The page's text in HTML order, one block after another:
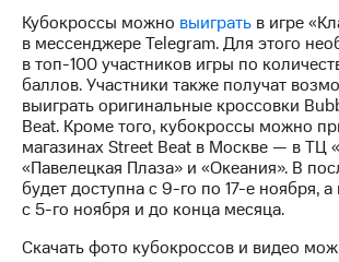
Описание
Программа
приобретения
Порядок
выкупа
акций
Дивиденды
Рынок
облигаций
Описание
Еврооблигации-2023
Кубокроссы можно выиграть в игре
в мессенджере Telegram. Для этого
в топ-100 участников игры по
баллов. Участники также получат
выиграть оригинальные кроссовки
Beat. Кроме того, кубокроссы можно
магазинах Street Beat в Москве — в ТЦ
«Павелецкая Плаза» и «Океания». В
будет доступна с 9-го по 17-е ноября,
с 5-го ноября и до конца месяца.
Скачать фото кубокроссов и видео